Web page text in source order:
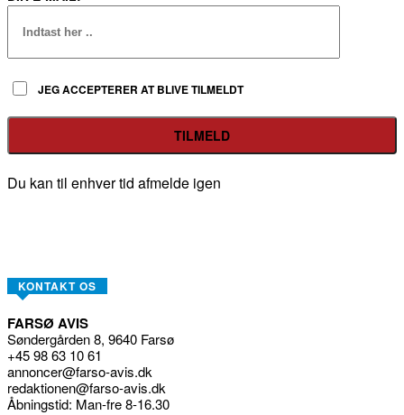
JEG ACCEPTERER AT BLIVE TILMELDT
Du kan til enhver tid afmelde igen
KONTAKT OS
FARSØ AVIS
Søndergården 8, 9640 Farsø
+45 98 63 10 61
annoncer@farso-avis.dk
redaktionen@farso-avis.dk
Åbningstid: Man-fre 8-16.30